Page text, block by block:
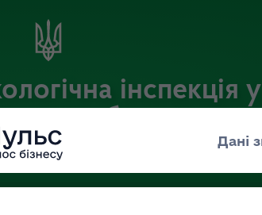
інспекція у
області
веб-портал